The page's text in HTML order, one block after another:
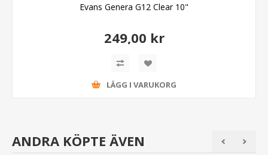
Evans Genera G12 Clear 10"
249,00 kr
LÄGG I VARUKORG
ANDRA KÖPTE ÄVEN